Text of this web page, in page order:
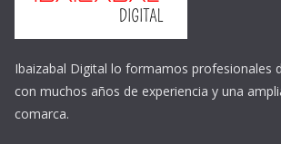
Ibaizabal Digital lo formamos profesionales
con muchos años de experiencia y una
comarca.